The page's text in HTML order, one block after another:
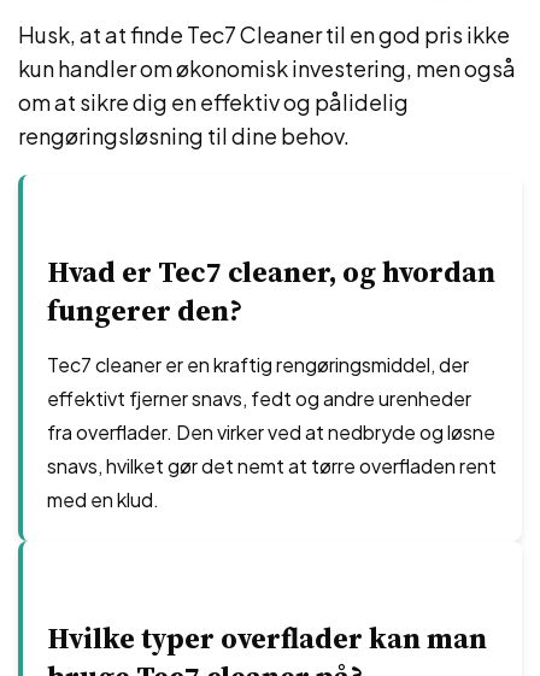
Husk, at at finde Tec7 Cleaner til en god pris ikke
kun handler om økonomisk investering, men også
om at sikre dig en effektiv og pålidelig
rengøringsløsning til dine behov.
Hvad er Tec7 cleaner, og hvordan
fungerer den?
Tec7 cleaner er en kraftig rengøringsmiddel, der
effektivt fjerner snavs, fedt og andre urenheder
fra overflader. Den virker ved at nedbryde og løsne
snavs, hvilket gør det nemt at tørre overfladen rent
med en klud.
Hvilke typer overflader kan man